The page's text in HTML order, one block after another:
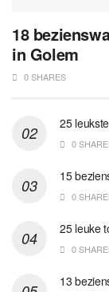
18
in Golem
0 SHARES
25
0
15
0
25 leuke
0
13